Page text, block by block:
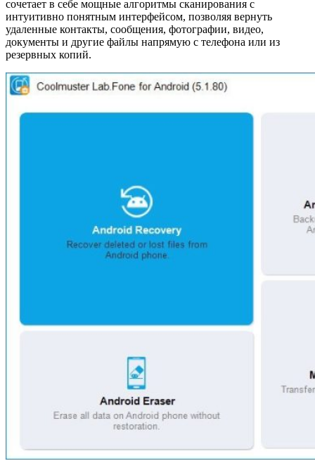
сочетает в себе мощные алгоритмы сканирования с
интуитивно понятным интерфейсом, позволяя вернуть
удаленные контакты, сообщения, фотографии, видео,
документы и другие файлы напрямую с телефона или из
резервных копий.